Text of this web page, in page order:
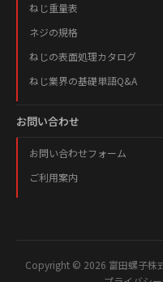
ねじ重量表
ネジの規格
ねじの表面処理カタログ
ねじ業界の基礎単語Q&A
お問い合わせ
お問い合わせフォーム
ご利用案内
Copyright © 2026 富田螺子株式